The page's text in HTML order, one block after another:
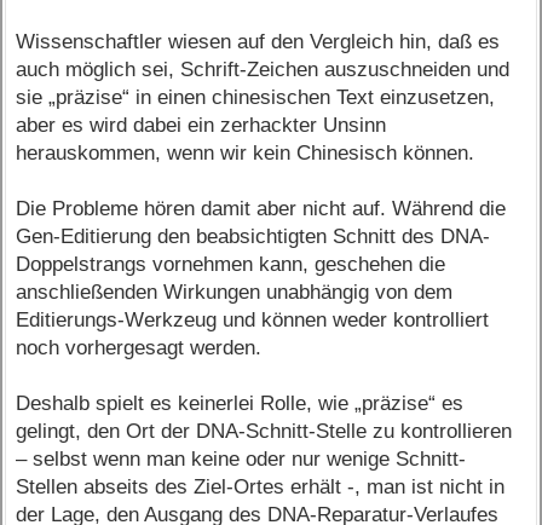
Wissenschaftler wiesen auf den Vergleich hin, daß es
auch möglich sei, Schrift-Zeichen auszuschneiden und
sie „präzise“ in einen chinesischen Text einzusetzen,
aber es wird dabei ein zerhackter Unsinn
herauskommen, wenn wir kein Chinesisch können.
Die Probleme hören damit aber nicht auf. Während die
Gen-Editierung den beabsichtigten Schnitt des DNA-
Doppelstrangs vornehmen kann, geschehen die
anschließenden Wirkungen unabhängig von dem
Editierungs-Werkzeug und können weder kontrolliert
noch vorhergesagt werden.
Deshalb spielt es keinerlei Rolle, wie „präzise“ es
gelingt, den Ort der DNA-Schnitt-Stelle zu kontrollieren
– selbst wenn man keine oder nur wenige Schnitt-
Stellen abseits des Ziel-Ortes erhält -, man ist nicht in
der Lage, den Ausgang des DNA-Reparatur-Verlaufes